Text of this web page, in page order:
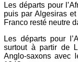
Les départs pour
puis par Algesiras
Franco resté neutre
Les départs pour
surtout à partir de
Anglo-saxons avec